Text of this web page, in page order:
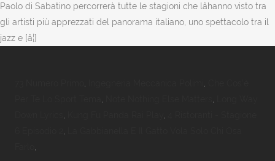
Paolo di Sabatino percorrerà tutte le stagioni che lâhanno visto tra
gli artisti più apprezzati del panorama italiano, uno spettacolo tra il
jazz e [â¦]